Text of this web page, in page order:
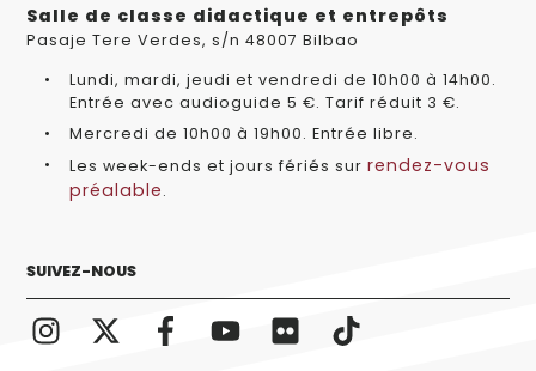
Salle de classe didactique et entrepôts
Pasaje Tere Verdes, s/n 48007 Bilbao
Lundi, mardi, jeudi et vendredi de 10h00 à 14h00.
Entrée avec audioguide 5 €. Tarif réduit 3 €.
Mercredi de 10h00 à 19h00. Entrée libre.
Les week-ends et jours fériés sur rendez-vous
préalable.
SUIVEZ-NOUS